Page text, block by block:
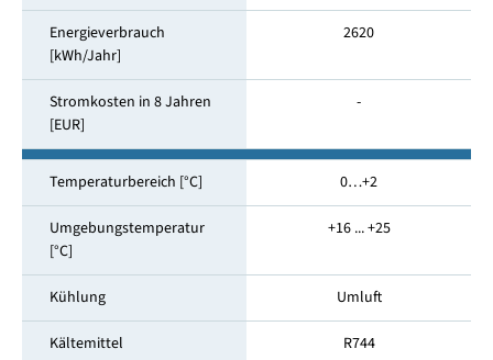
Energieverbrauch
[kWh/Jahr]
2620
Stromkosten in 8 Jahren
[EUR]
-
Temperaturbereich [°C] 0…+2
Umgebungstemperatur
[°C]
+16 ... +25
Kühlung Umluft
Kältemittel R744